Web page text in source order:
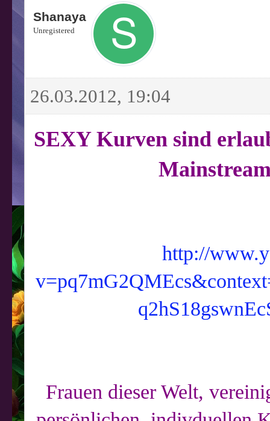
Shanaya
Unregistered
26.03.2012, 19:04
SEXY Kurven sind
http://
Frauen dieser Welt,